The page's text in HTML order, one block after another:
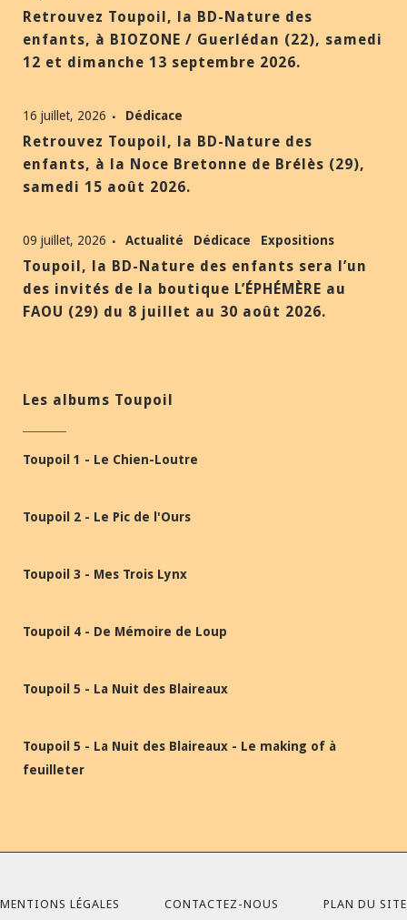
Retrouvez Toupoil, la BD-Nature des
enfants, à BIOZONE / Guerlédan (22), samedi
12 et dimanche 13 septembre 2026.
16 juillet, 2026 Dédicace
Retrouvez Toupoil, la BD-Nature des
enfants, à la Noce Bretonne de Brélès (29),
samedi 15 août 2026.
09 juillet, 2026 Actualité Dédicace Expositions
Toupoil, la BD-Nature des enfants sera l’un
des invités de la boutique L’ÉPHÉMÈRE au
FAOU (29) du 8 juillet au 30 août 2026.
Les albums Toupoil
Toupoil 1 - Le Chien-Loutre
Toupoil 2 - Le Pic de l'Ours
Toupoil 3 - Mes Trois Lynx
Toupoil 4 - De Mémoire de Loup
Toupoil 5 - La Nuit des Blaireaux
Toupoil 5 - La Nuit des Blaireaux - Le making of à
feuilleter
MENTIONS LÉGALES CONTACTEZ-NOUS PLAN DU SITE